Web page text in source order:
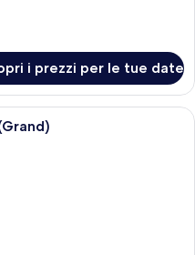
i prezzi per le tue date
camera d'albergo con un letto,